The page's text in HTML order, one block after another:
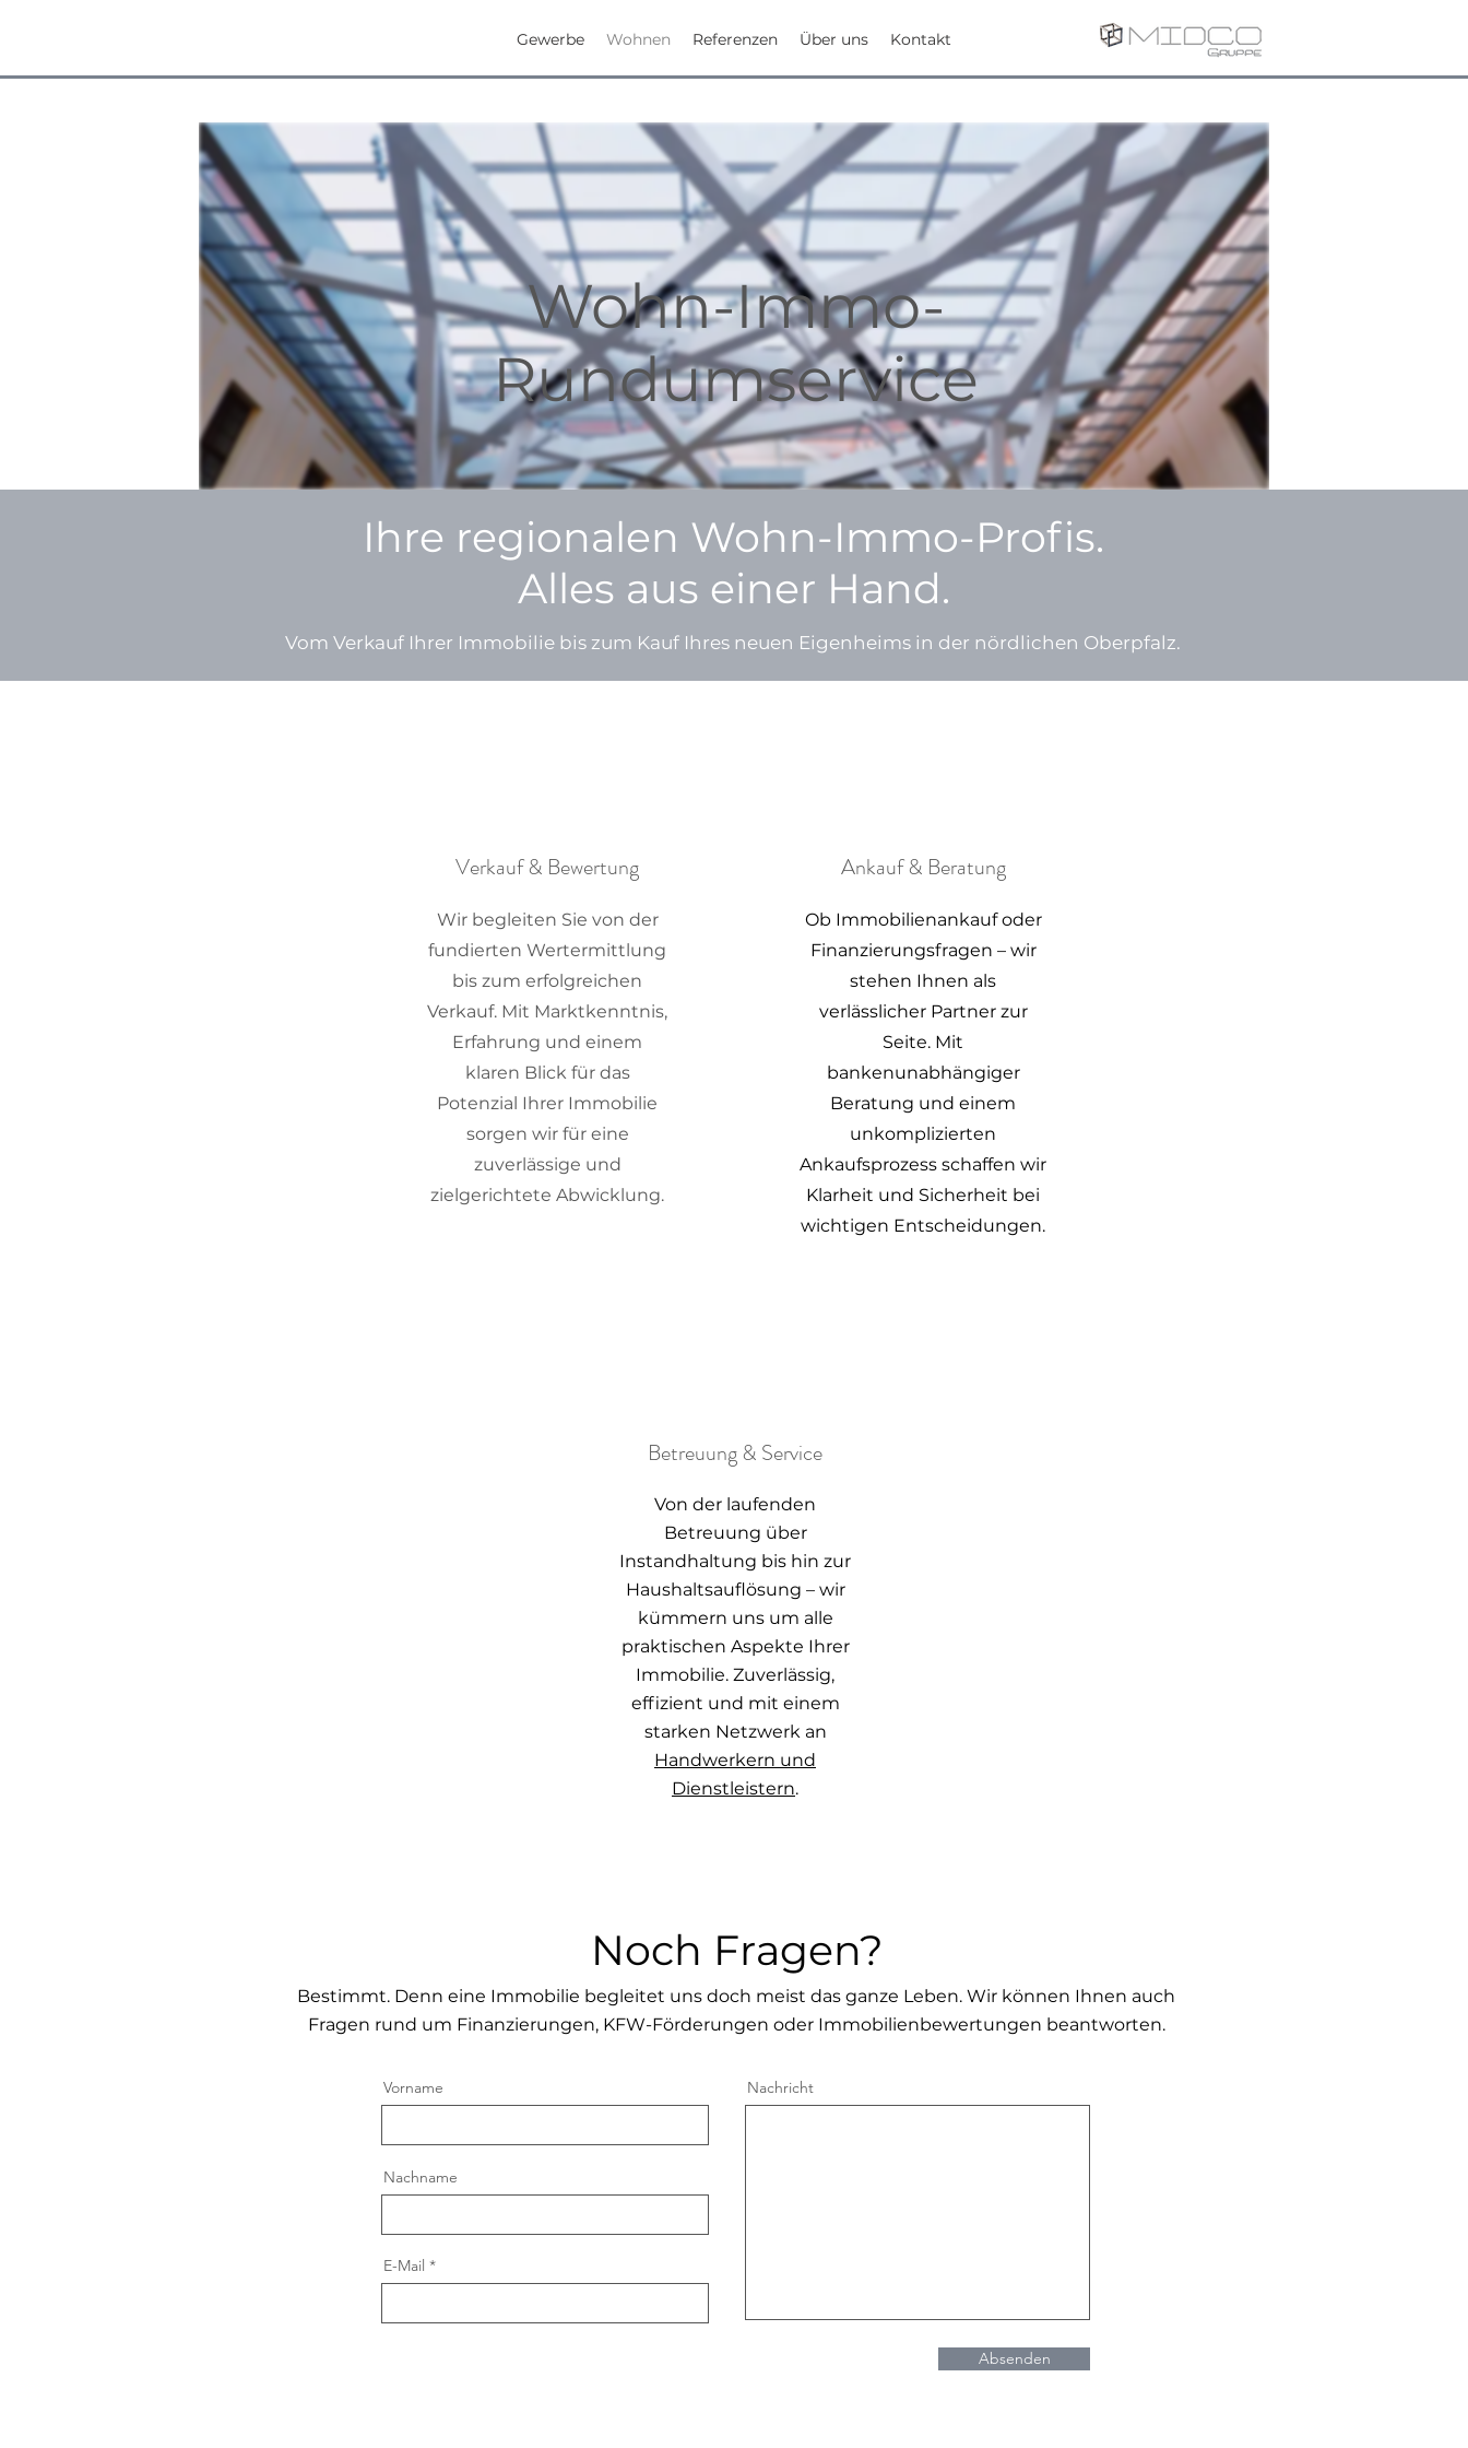
Gewerbe Wohnen Referenzen Über uns Kontakt
Wohn-Immo-
Rundumservice
Ihre regionalen Wohn-Immo-Profis.
Alles aus einer Hand.
Vom Verkauf Ihrer Immobilie bis zum Kauf Ihres neuen Eigenheims in der nördlichen Oberpfalz.
Verkauf & Bewertung
Wir begleiten Sie von der
fundierten Wertermittlung
bis zum erfolgreichen
Verkauf. Mit Marktkenntnis,
Erfahrung und einem
klaren Blick für das
Potenzial Ihrer Immobilie
sorgen wir für eine
zuverlässige und
zielgerichtete Abwicklung.
Ankauf & Beratung
Ob Immobilienankauf oder
Finanzierungsfragen – wir
stehen Ihnen als
verlässlicher Partner zur
Seite. Mit
bankenunabhängiger
Beratung und einem
unkomplizierten
Ankaufsprozess schaffen wir
Klarheit und Sicherheit bei
wichtigen Entscheidungen.
Betreuung & Service
Von der laufenden
Betreuung über
Instandhaltung bis hin zur
Haushaltsauflösung – wir
kümmern uns um alle
praktischen Aspekte Ihrer
Immobilie. Zuverlässig,
effizient und mit einem
starken Netzwerk an
Handwerkern und
Dienstleistern.
Noch Fragen?
Bestimmt. Denn eine Immobilie begleitet uns doch meist das ganze Leben. Wir können Ihnen auch
Fragen rund um Finanzierungen, KFW-Förderungen oder Immobilienbewertungen beantworten.
Vorname
Nachname
E-Mail
Nachricht
Absenden